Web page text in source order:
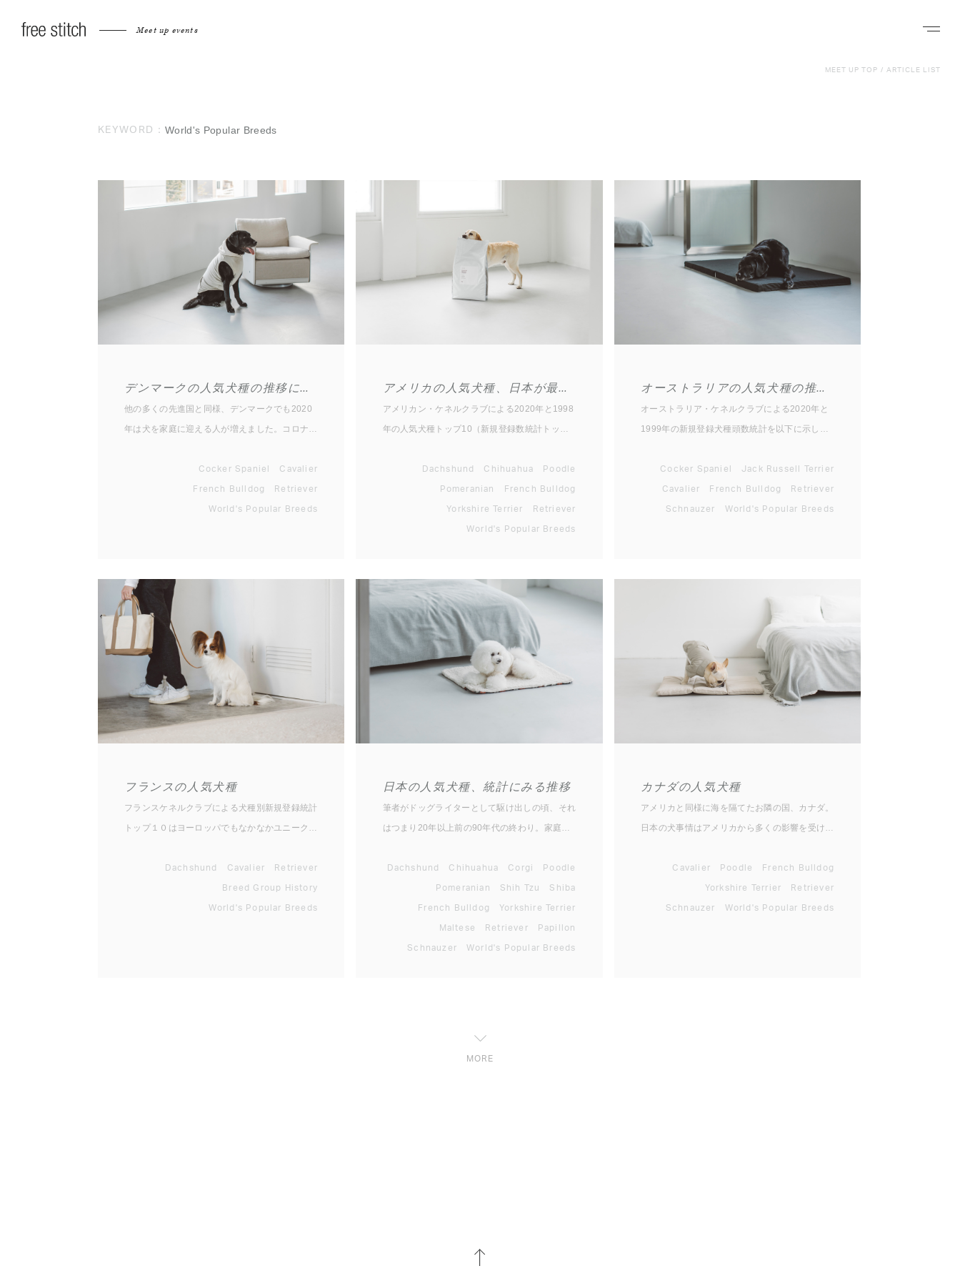
Meet up events ナビゲ
MEET UP TOP / ARTICLE LIST
KEYWORD： World's Popular Breeds
デンマークの人気犬種の推移について
他の多くの先進国と同様、デンマークでも2020
年は犬を家庭に迎える人が増えました。コロナに
を家で過ごすようになったりしたのを、むしろち
ょうどよい機会と捉えた人が多かったということ
でしょう。ほぼ24時間体制でケアが必要な子犬
Cocker Spaniel Cavalier
French Bulldog Retriever
World's Popular Breeds
アメリカの人気犬種、日本が最も影響を受けるトレンド
アメリカン・ケネルクラブによる2020年と1998
年の人気犬種トップ10（新規登録数統計トップ
のトップ10（ジャパンケネルクラブ新規登録統
計より）も比較としてごらんください。 ▼アメ
リカ2020年順位 1位：ラブラドール・レトリー
バー 2位：フレンチ・ブルドッグ 3位：ジャーマ
Dachshund Chihuahua Poodle
Pomeranian French Bulldog
Yorkshire Terrier Retriever
World's Popular Breeds
オーストラリアの人気犬種の推移について
オーストラリア・ケネルクラブによる2020年と
1999年の新規登録犬種頭数統計を以下に示しま
登録頭数トップ10 1位：ラブラドール・レトリ
ーバー 2位：スタフォードシャー・ブル・テリア
3位：ジャーマン・シェパード・ドッグ 4位：ゴ
Cocker Spaniel Jack Russell Terrier
Cavalier French Bulldog Retriever
Schnauzer World's Popular Breeds
フランスの人気犬種
フランスケネルクラブによる犬種別新規登録統計
トップ１０はヨーロッパでもなかなかユニークな
のトップ１０犬種のうち日本で普通に知られてい
る犬といえばゴールデン・レトリーバー、ラブラ
ドール・レトリーバー、ビーグル、ジャーマン・
Dachshund Cavalier Retriever
Breed Group History
World's Popular Breeds
日本の人気犬種、統計にみる推移
筆者がドッグライターとして駆け出しの頃、それ
はつまり20年以上前の90年代の終わり。家庭犬
も覚えています。ゴールデンレトリーバーとラブ
ラドール・レトリーバーの人気ですね。同時にフ
リスビーなるドッグスポーツもアメリカから渡っ
てきて、盛んに競技会も行われていました。90
年代の初めはシベリアン・ハスキーが大人気とな
Dachshund Chihuahua Corgi Poodle
Pomeranian Shih Tzu Shiba
French Bulldog Yorkshire Terrier
Maltese Retriever Papillon
Schnauzer World's Popular Breeds
カナダの人気犬種
アメリカと同様に海を隔てたお隣の国、カナダ。
日本の犬事情はアメリカから多くの影響を受ける
文化を知る人はあまりいないのでは？ アメリカ
とは陸続きなので、犬文化もさぞかし似通ってい
て人気犬種もほぼ同じだろうと思いきや、意外に
Cavalier Poodle French Bulldog
Yorkshire Terrier Retriever
Schnauzer World's Popular Breeds
MORE